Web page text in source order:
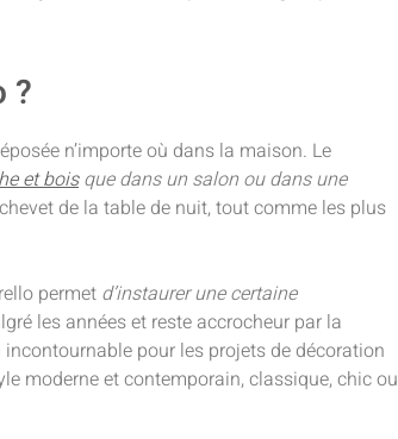
?
n’importe où dans la maison. Le
et boisque dans un salon ou dans une
de la table de nuit, tout comme les plus
permet d’instaurer une certaine
les années et reste accrocheur par la
pour les projets de décoration
moderne et contemporain, classique, chic ou